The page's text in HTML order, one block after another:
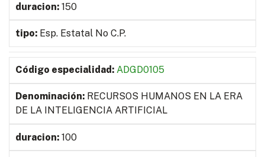
150
Esp. Estatal No C.P.
ADGD0105
RECURSOS HUMANOS EN LA ERA
DE LA INTELIGENCIA ARTIFICIAL
100